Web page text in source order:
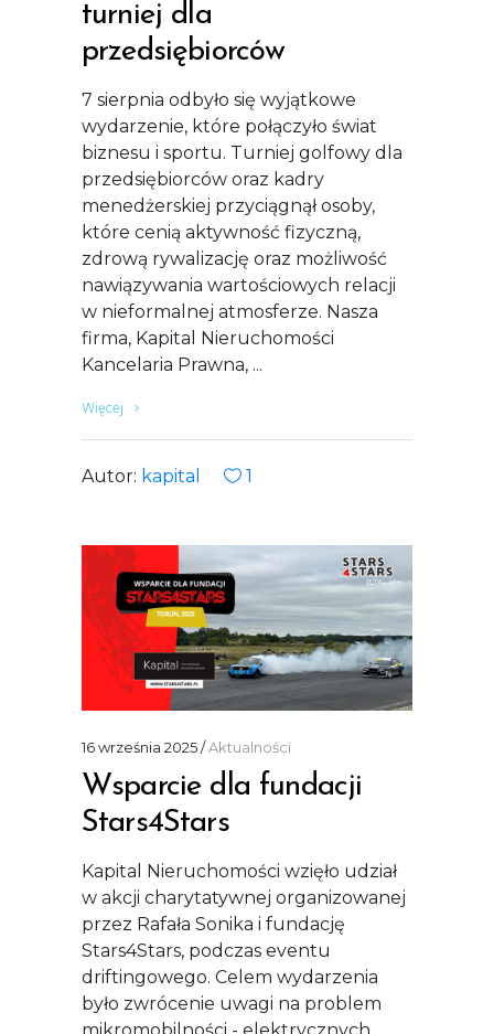
turniej dla
przedsiębiorców
7 sierpnia odbyło się wyjątkowe
wydarzenie, które połączyło świat
biznesu i sportu. Turniej golfowy dla
przedsiębiorców oraz kadry
menedżerskiej przyciągnął osoby,
które cenią aktywność fizyczną,
zdrową rywalizację oraz możliwość
nawiązywania wartościowych relacji
w nieformalnej atmosferze. Nasza
firma, Kapital Nieruchomości
Kancelaria Prawna,
Więcej
Autor: kapital 1
16 września 2025 Aktualności
Wsparcie dla fundacji
Stars4Stars
Kapital Nieruchomości wzięło udział
w akcji charytatywnej organizowanej
przez Rafała Sonika i fundację
Stars4Stars, podczas eventu
driftingowego. Celem wydarzenia
było zwrócenie uwagi na problem